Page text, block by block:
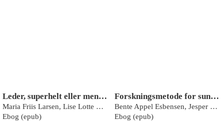
Leder, superhelt eller menneske
Maria Friis Larsen, Lise Lotte Wolff
Ebog (epub)
Forskningsmetode for sundhedsprofessionelle
Bente Appel Esbensen, Jesper Kjærgaard, Mette Juhl
Ebog (epub)